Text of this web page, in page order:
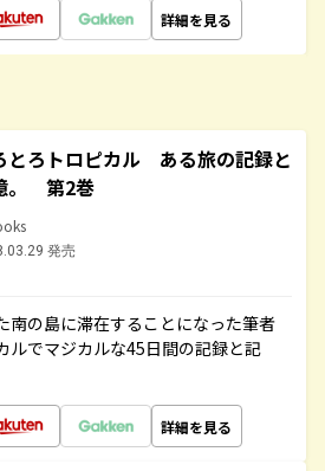
詳細を見る
とろトロピカル ある旅の記録と
。 第2巻
発売
南の島に滞在することになった筆者
ルでマジカルな45日間の記録と記
詳細を見る